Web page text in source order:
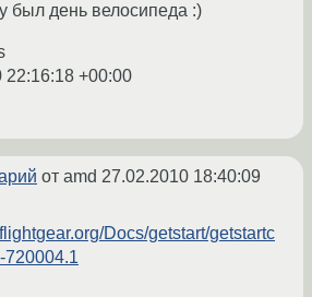
был день велосипеда :)
22:16:18 +00:00
от amd 27.02.2010 18:40:09
Docs/getstart/getstartc
720004.1